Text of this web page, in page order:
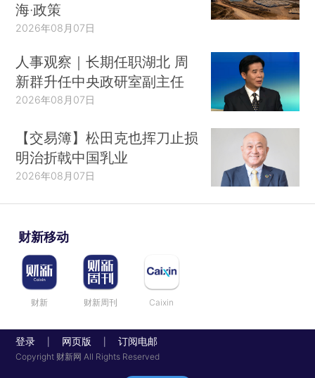
海·政策
2026年08月07日
人事观察｜长期任职湖北 周
新群升任中央政研室副主任
2026年08月07日
【交易簿】松田克也挥刀止损
明治折戟中国乳业
2026年08月07日
财新移动
财新 财新周刊 Caixin
登录 网页版 订阅电邮
Copyright 财新网 All Rights Reserved